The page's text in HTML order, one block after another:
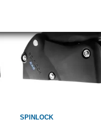
SPINLOCK